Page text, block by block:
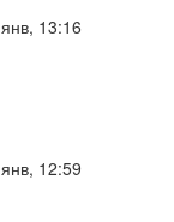
13:16
12:59